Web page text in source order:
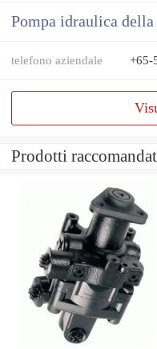
telefono aziendale +65-
Prodotti